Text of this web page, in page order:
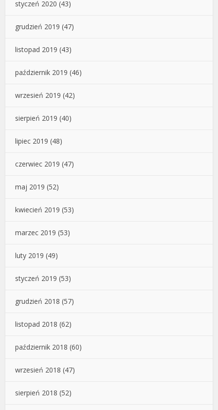
styczeń 2020 (43)
grudzień 2019 (47)
listopad 2019 (43)
październik 2019 (46)
wrzesień 2019 (42)
sierpień 2019 (40)
lipiec 2019 (48)
czerwiec 2019 (47)
maj 2019 (52)
kwiecień 2019 (53)
marzec 2019 (53)
luty 2019 (49)
styczeń 2019 (53)
grudzień 2018 (57)
listopad 2018 (62)
październik 2018 (60)
wrzesień 2018 (47)
sierpień 2018 (52)